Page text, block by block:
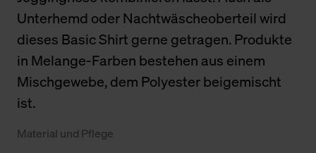
Unterhemd oder Nachtwäscheoberteil wird
dieses Basic Shirt gerne getragen. Produkte
in Melange-Farben bestehen aus einem
Mischgewebe, dem Polyester beigemischt
ist.
Material und Pflege